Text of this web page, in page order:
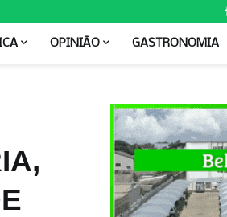
OPINIÃO GASTRONOMIA